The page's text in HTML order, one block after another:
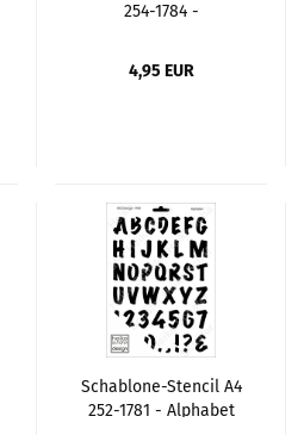
254-1784 -
4,95 EUR
Schablone-Stencil A4
252-1781 - Alphabet